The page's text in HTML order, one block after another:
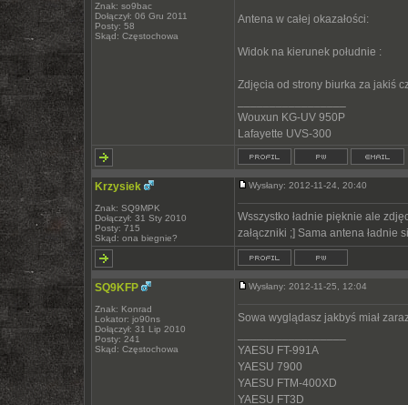
Znak: so9bac
Dołączył: 06 Gru 2011
Posty: 58
Skąd: Częstochowa
Antena w całej okazałości:
Widok na kierunek południe :
Zdjęcia od strony biurka za jakiś
Wouxun KG-UV 950P
Lafayette UVS-300
Krzysiek
Znak: SQ9MPK
Dołączył: 31 Sty 2010
Posty: 715
Skąd: ona biegnie?
Wysłany: 2012-11-24, 20:40
Wsszystko ładnie pięknie ale
załączniki ;] Sama antena ładnie
SQ9KFP
Znak: Konrad
Lokator: jo90ns
Dołączył: 31 Lip 2010
Posty: 241
Skąd: Częstochowa
Wysłany: 2012-11-25, 12:04
Sowa wyglądasz jakbyś miał
YAESU FT-991A
YAESU 7900
YAESU FTM-400XD
YAESU FT3D